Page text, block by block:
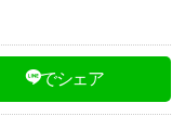
でシェア